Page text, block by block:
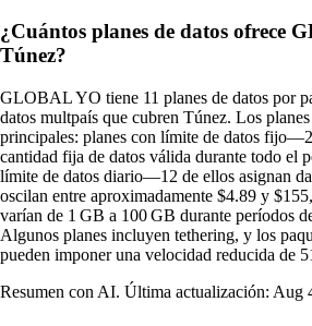
¿Cuántos planes de datos ofrece
Túnez?
GLOBAL YO tiene 11 planes de datos por
datos multpaís que cubren Túnez. Los
principales: planes con límite de datos
cantidad fija de datos válida durante todo el
límite de datos diario—12 de ellos asignan
oscilan entre aproximadamente $4.89 y
varían de 1 GB a 100 GB durante períodos
Algunos planes incluyen tethering, y los
pueden imponer una velocidad reducida de
Resumen con AI. Última actualización: Aug